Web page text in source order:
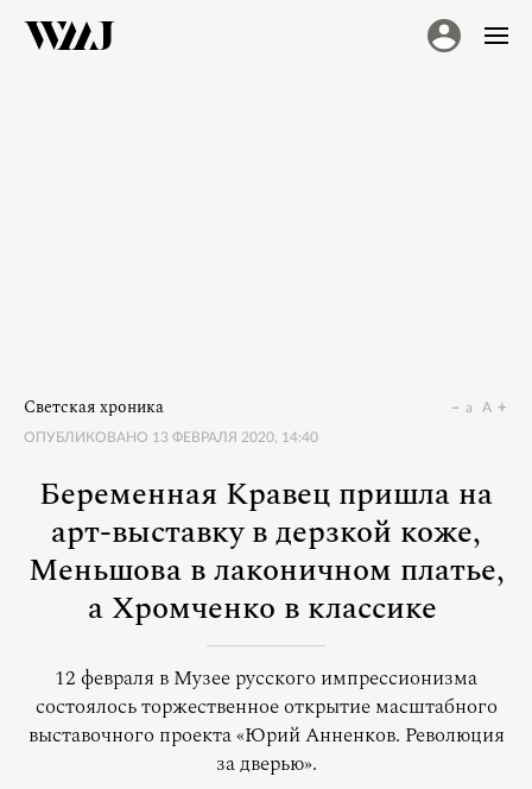
Светская хроника
ОПУБЛИКОВАНО 13 ФЕВРАЛЯ 2020, 14:40
a A
Беременная Кравец пришла на
арт-выставку в дерзкой коже,
Меньшова в лаконичном платье,
а Хромченко в классике
12 февраля в Музее русского импрессионизма
состоялось торжественное открытие масштабного
выставочного проекта «Юрий Анненков. Революция
за дверью».